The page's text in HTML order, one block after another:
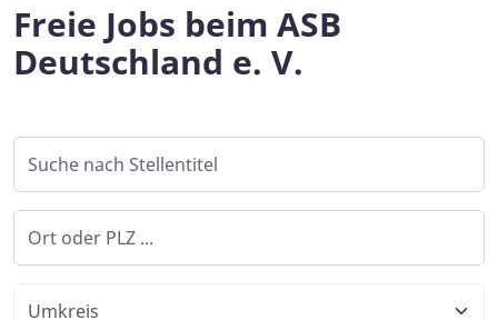
Freie Jobs beim ASB
Deutschland e. V.